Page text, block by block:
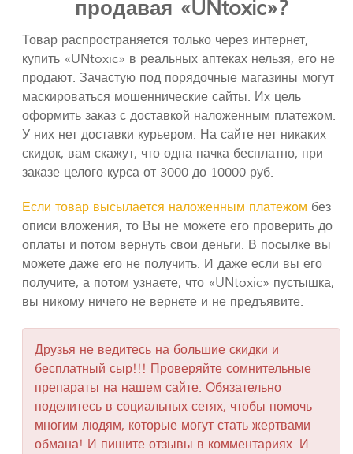
продавая «UNtoxic»?
Товар распространяется только через интернет,
купить «UNtoxic» в реальных аптеках нельзя, его не
продают. Зачастую под порядочные магазины могут
маскироваться мошеннические сайты. Их цель
оформить заказ с доставкой наложенным платежом.
У них нет доставки курьером. На сайте нет никаких
скидок, вам скажут, что одна пачка бесплатно, при
заказе целого курса от 3000 до 10000 руб.
Если товар высылается наложенным платежом без
описи вложения, то Вы не можете его проверить до
оплаты и потом вернуть свои деньги. В посылке вы
можете даже его не получить. И даже если вы его
получите, а потом узнаете, что «UNtoxic» пустышка,
вы никому ничего не вернете и не предъявите.
Друзья не ведитесь на большие скидки и
бесплатный сыр!!! Проверяйте сомнительные
препараты на нашем сайте. Обязательно
поделитесь в социальных сетях, чтобы помочь
многим людям, которые могут стать жертвами
обмана! И пишите отзывы в комментариях. И